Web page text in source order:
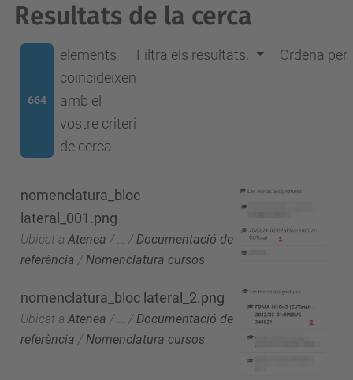
Resultats de la cerca
664
elements
coincideixen
amb el
vostre criteri
de cerca
Filtra els resultats. Ordena per
nomenclatura_bloc
lateral_001.png
Ubicat a Atenea / / Documentació de
referència / Nomenclatura cursos
nomenclatura_bloc lateral_2.png
Ubicat a Atenea / … /Documentació de
referència /Nomenclatura cursos